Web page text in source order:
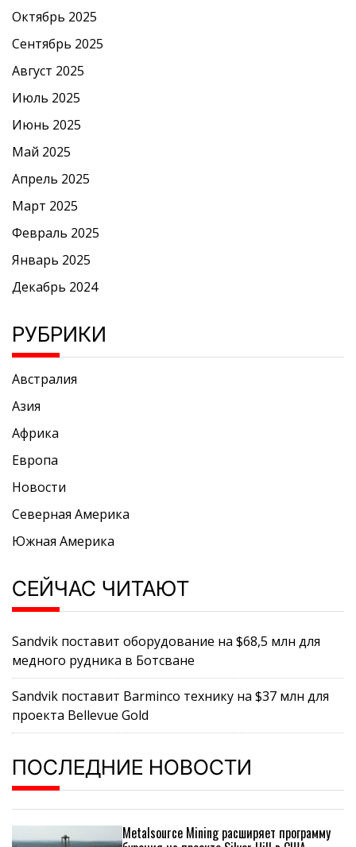
Октябрь 2025
Сентябрь 2025
Август 2025
Июль 2025
Июнь 2025
Май 2025
Апрель 2025
Март 2025
Февраль 2025
Январь 2025
Декабрь 2024
РУБРИКИ
Австралия
Азия
Африка
Европа
Новости
Северная Америка
Южная Америка
СЕЙЧАС ЧИТАЮТ
Sandvik поставит оборудование на $68,5 млн для
медного рудника в Ботсване
Sandvik поставит Barminco технику на $37 млн для
проекта Bellevue Gold
ПОСЛЕДНИЕ НОВОСТИ
Metalsource Mining расширяет программу